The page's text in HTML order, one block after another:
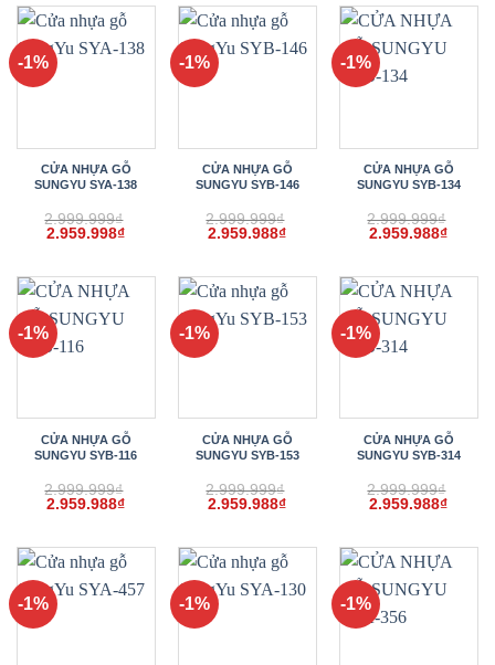
2.999.999₫.là:
2.959.988₫.
2.999.999₫.là:
2.959.988₫.
2.999.999₫.là:
-1%
CỬA NHỰA GỖ
SUNGYU SYA-138
2.999.999₫
Giá
2.999.999₫.
2.959.998₫Giá
là:
2.959.998₫.
-1%
CỬA NHỰA GỖ
SUNGYU SYB-146
2.999.999₫
Giá
2.999.999₫.
2.959.988₫Giá
là:
2.959.988₫.
-1%
CỬA NHỰA GỖ
SUNGYU SYB-134
2.999.999₫
Giá
2.999.999₫.
2.959.988₫Giá
là:
-1%
CỬA NHỰA GỖ
SUNGYU SYB-116
2.999.999₫
Giá
2.999.999₫.
2.959.988₫Giá
là:
2.959.988₫.
-1%
CỬA NHỰA GỖ
SUNGYU SYB-153
2.999.999₫
Giá
2.999.999₫.
2.959.988₫Giá
là:
2.959.988₫.
-1%
CỬA NHỰA GỖ
SUNGYU SYB-314
2.999.999₫
Giá
2.999.999₫.
2.959.988₫Giá
là:
-1% -1% -1%